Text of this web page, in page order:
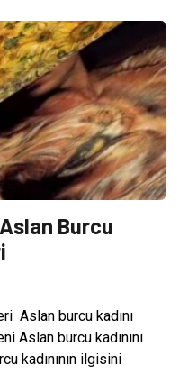
Burcu
Aslan burcu kadını
Aslan burcu kadınını
kadınının ilgisini